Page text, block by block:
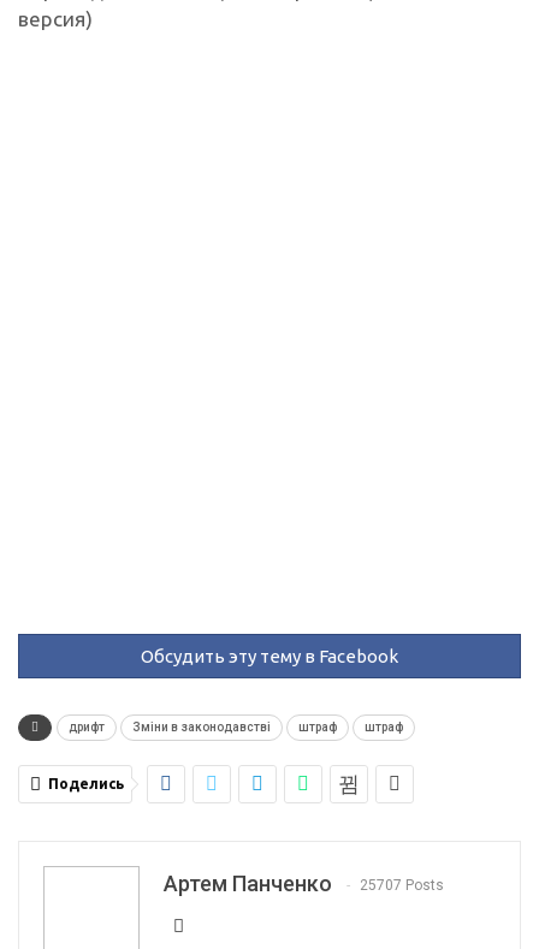
версия)
Обсудить эту тему в Facebook
дрифт Зміни в законодавстві штраф штраф
Поделись
Артем Панченко 25707 Posts